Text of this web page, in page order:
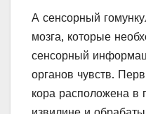
А сенсорный
мозга, которые
сенсорный
органов чувств.
кора расположена в